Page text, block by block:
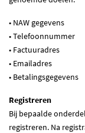
• NAW gegevens
• Telefoonnummer
• Factuuradres
• Emailadres
• Betalingsgegevens
Registreren
Bij bepaalde
registreren. Na